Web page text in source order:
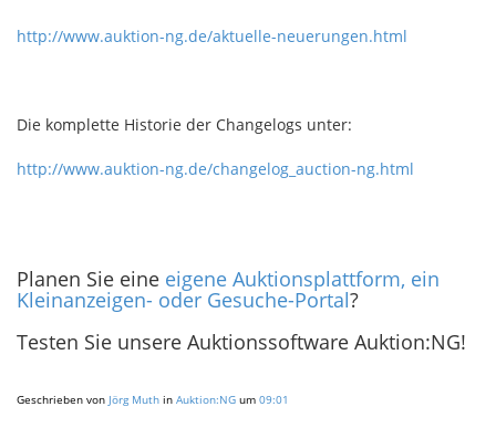
http://www.auktion-ng.de/aktuelle-neuerungen.html
Die komplette Historie der Changelogs unter:
http://www.auktion-ng.de/changelog_auction-ng.html
Planen Sie eine eigene Auktionsplattform, ein
Kleinanzeigen- oder Gesuche-Portal?
Testen Sie unsere Auktionssoftware Auktion:NG!
Geschrieben von Jörg Muth in Auktion:NG um 09:01